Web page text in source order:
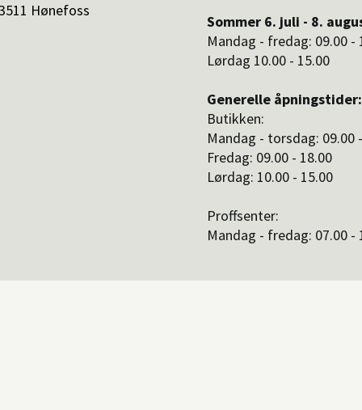
Hønefoss
Sommer 6. juli - 8.
Mandag - fredag: 09.00 -
Lørdag 10.00 - 15.00
Generelle åpningstider:
Butikken:
Mandag - torsdag: 09.00
Fredag: 09.00 - 18.00
Lørdag: 10.00 - 15.00
Proffsenter:
Mandag - fredag: 07.00 -